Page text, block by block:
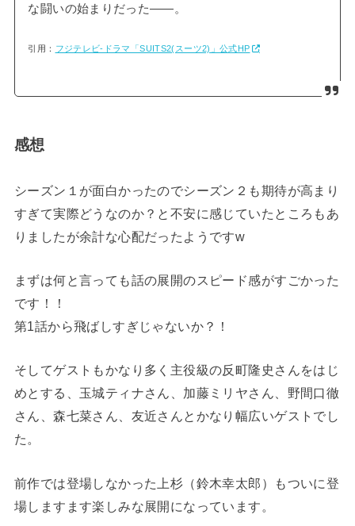
な闘いの始まりだった――。
引用： フジテレビ-ドラマ「SUITS2(スーツ2)」公式HP
感想
シーズン１が面白かったのでシーズン２も期待が高まり
すぎて実際どうなのか？と不安に感じていたところもあ
りましたが余計な心配だったようですw
まずは何と言っても話の展開のスピード感がすごかった
です！！
第1話から飛ばしすぎじゃないか？！
そしてゲストもかなり多く主役級の反町隆史さんをはじ
めとする、玉城ティナさん、加藤ミリヤさん、野間口徹
さん、森七菜さん、友近さんとかなり幅広いゲストでし
た。
前作では登場しなかった上杉（鈴木幸太郎）もついに登
場しますます楽しみな展開になっています。